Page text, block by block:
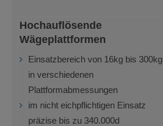
Hochauflösende
Wägeplattformen
Einsatzbereich von 16kg bis 300kg
in verschiedenen
Plattformabmessungen
im nicht eichpflichtigen Einsatz
präzise bis zu 340.000d